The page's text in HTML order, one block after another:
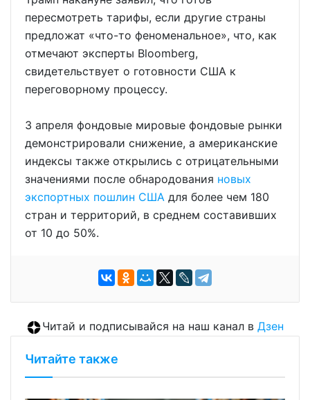
пересмотреть тарифы, если другие страны
предложат «что-то феноменальное», что, как
отмечают эксперты Bloomberg,
свидетельствует о готовности США к
переговорному процессу.
3 апреля фондовые мировые фондовые рынки
демонстрировали снижение, а американские
индексы также открылись с отрицательными
значениями после обнародования новых
экспортных пошлин США для более чем 180
стран и территорий, в среднем составивших
от 10 до 50%.
Читай и подписывайся на наш канал в Дзен
Читайте также